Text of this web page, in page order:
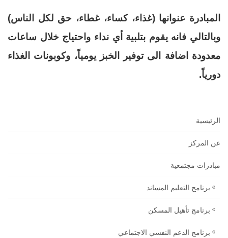
المبادرة عنوانها (غذاء، كساء، غطاء، حق لكل الناس)
وبالتالي فانه يقوم بتلبية أي نداء واحتياج خلال ‏ساعات
معدودة اضافة الى توفير الخبز يومياً، وكوبونات الغذاء
دورياً.‏
الرئيسية
عن المركز
مبادرات مجتمعية
برنامج التعليم المساند
برنامج تأهيل المسكن
برنامج الدعم النفسي الاجتماعي